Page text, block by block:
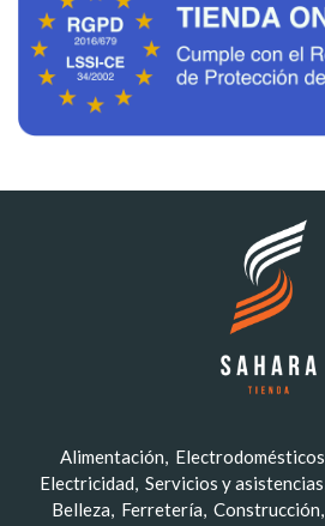
Alimentación Electrodomésticos
Electricidad Servicios y asistencias
Belleza
Ferretería Construcción